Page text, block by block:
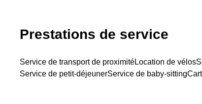
Prestations de service
Service de transport de proximitéLocation de vélos
Service de petit-déjeunerService de baby-sitting